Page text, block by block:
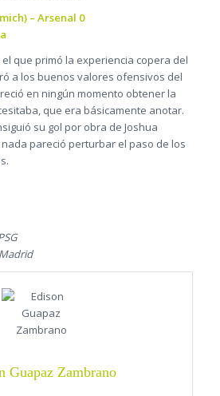
– Arsenal 0
que primó la experiencia copera del
a los buenos valores ofensivos del
en ningún momento obtener la
que era básicamente anotar.
su gol por obra de Joshua
pareció perturbar el paso de los
Guapaz Zambrano